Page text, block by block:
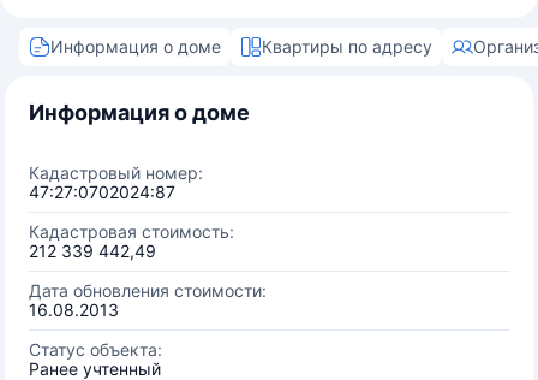
Информация о доме Квартиры по адресу
Информация о доме
Кадастровый номер:
47:27:0702024:87
Кадастровая стоимость:
212 339 442,49
Дата обновления стоимости:
16.08.2013
Статус объекта:
Ранее учтенный